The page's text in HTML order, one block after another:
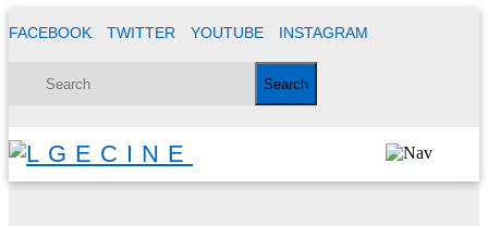
FACEBOOK TWITTER YOUTUBE INSTAGRAM